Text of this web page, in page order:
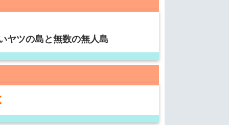
ヤツの島と無数の無人島